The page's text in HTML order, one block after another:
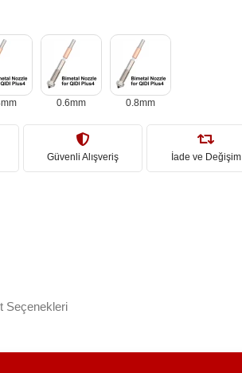
0.6mm 0.8mm
Güvenli Alışveriş İade ve Değişim
Seçenekleri